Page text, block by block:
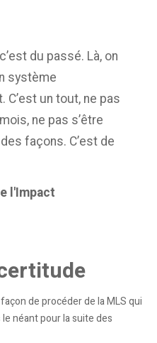
du passé. Là, on
système
un tout, ne pas
ne pas s’être
façons. C’est de
l'Impact
de procéder de la MLS qui
néant pour la suite des